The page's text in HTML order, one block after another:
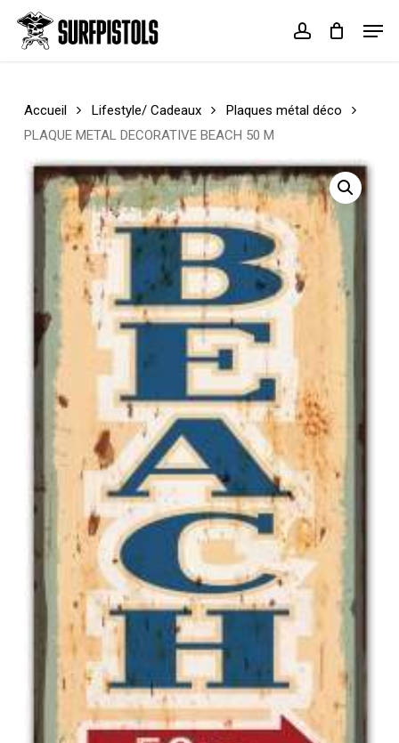
main
account
Cart Close
Accueil Lifestyle/ Cadeaux
Plaques métal déco
PLAQUE METAL DECORATIVE BEACH 50 M